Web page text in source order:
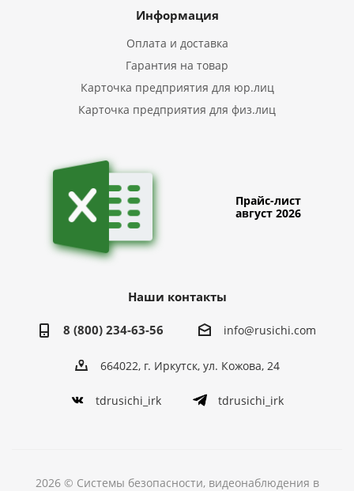
Информация
Оплата и доставка
Гарантия на товар
Карточка предприятия для юр.лиц
Карточка предприятия для физ.лиц
Прайс-лист
август 2026
Наши контакты
8 (800) 234-63-56 info@rusichi.com
664022, г. Иркутск, ул. Кожова, 24
tdrusichi_irk tdrusichi_irk
2026 © Системы безопасности, видеонаблюдения в